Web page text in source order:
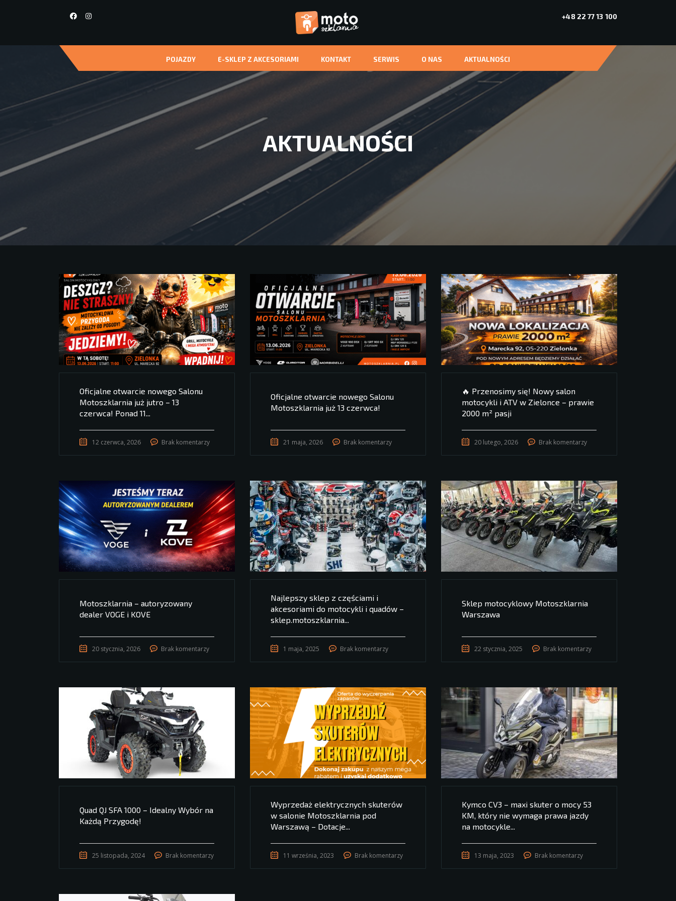
+48 22 77 13 100
POJAZDY E-SKLEP Z AKCESORIAMI KONTAKT SERWIS O NAS AKTUALNOŚCI
AKTUALNOŚCI
Oficjalne otwarcie nowego Salonu
Motoszklarnia już jutro – 13
czerwca! Ponad 11...
12 czerwca, 2026 Brak komentarzy
Oficjalne otwarcie nowego Salonu
Motoszklarnia już 13 czerwca!
21 maja, 2026 Brak komentarzy
🔥 Przenosimy się! Nowy salon
motocykli i ATV w Zielonce – prawie
2000 m² pasji
20 lutego, 2026 Brak komentarzy
Motoszklarnia – autoryzowany
dealer VOGE i KOVE
20 stycznia, 2026 Brak komentarzy
Najlepszy sklep z częściami i
akcesoriami do motocykli i quadów –
sklep.motoszklarnia...
1 maja, 2025 Brak komentarzy
Sklep motocyklowy Motoszklarnia
Warszawa
22 stycznia, 2025 Brak komentarzy
Quad QJ SFA 1000 – Idealny Wybór na
Każdą Przygodę!
25 listopada, 2024 Brak komentarzy
Wyprzedaż elektrycznych skuterów
w salonie Motoszklarnia pod
Warszawą – Dotacje...
11 września, 2023 Brak komentarzy
Kymco CV3 – maxi skuter o mocy 53
KM, który nie wymaga prawa jazdy
na motocykle...
13 maja, 2023 Brak komentarzy